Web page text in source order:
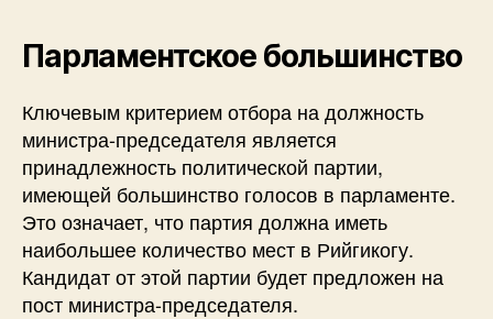
Парламентское большинство
Ключевым критерием отбора на должность
министра-председателя является
принадлежность политической партии,
имеющей большинство голосов в парламенте.
Это означает, что партия должна иметь
наибольшее количество мест в Рийгикогу.
Кандидат от этой партии будет предложен на
пост министра-председателя.